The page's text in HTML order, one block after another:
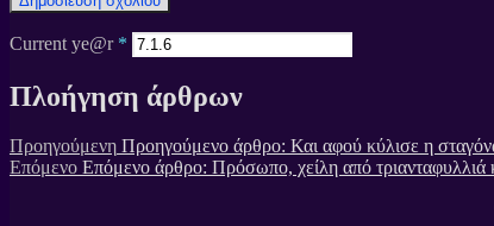
Current ye@r *
Πλοήγηση άρθρων
Προηγούμενη Προηγούμενο άρθρο: Και αφού κύλισε η
Επόμενο Επόμενο άρθρο: Πρόσωπο, χείλη από τριανταφυλλιά